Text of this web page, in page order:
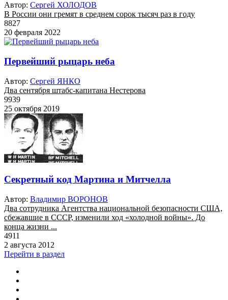
Автор: Сергей ХОЛОДОВ
В России они гремят в среднем сорок тысяч раз в году
8827
20 февраля 2022
Первейший рыцарь неба
Автор: Сергей ЯНКО
Два сентября штабс-капитана Нестерова
9939
25 октября 2019
Секретный код Мартина и Митчелла
Автор: Владимир ВОРОНОВ
Два сотрудника Агентства национальной безопасности США,
сбежавшие в СССР, изменили ход «холодной войны». До
конца жизни ...
4911
2 августа 2012
Перейти в раздел